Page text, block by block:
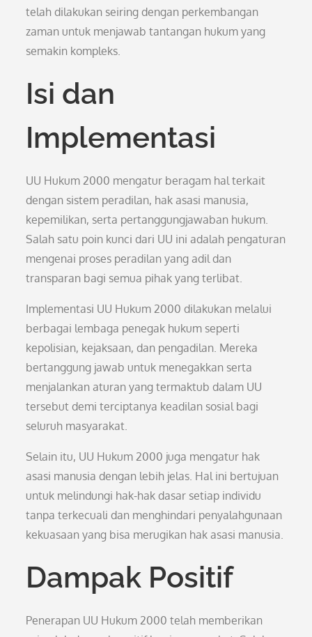
telah dilakukan seiring dengan perkembangan
zaman untuk menjawab tantangan hukum yang
semakin kompleks.
Isi dan
Implementasi
UU Hukum 2000 mengatur beragam hal terkait
dengan sistem peradilan, hak asasi manusia,
kepemilikan, serta pertanggungjawaban hukum.
Salah satu poin kunci dari UU ini adalah pengaturan
mengenai proses peradilan yang adil dan
transparan bagi semua pihak yang terlibat.
Implementasi UU Hukum 2000 dilakukan melalui
berbagai lembaga penegak hukum seperti
kepolisian, kejaksaan, dan pengadilan. Mereka
bertanggung jawab untuk menegakkan serta
menjalankan aturan yang termaktub dalam UU
tersebut demi terciptanya keadilan sosial bagi
seluruh masyarakat.
Selain itu, UU Hukum 2000 juga mengatur hak
asasi manusia dengan lebih jelas. Hal ini bertujuan
untuk melindungi hak-hak dasar setiap individu
tanpa terkecuali dan menghindari penyalahgunaan
kekuasaan yang bisa merugikan hak asasi manusia.
Dampak Positif
Penerapan UU Hukum 2000 telah memberikan